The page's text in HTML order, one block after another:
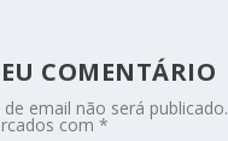
COMENTÁRIO
email não será publicado.
com*